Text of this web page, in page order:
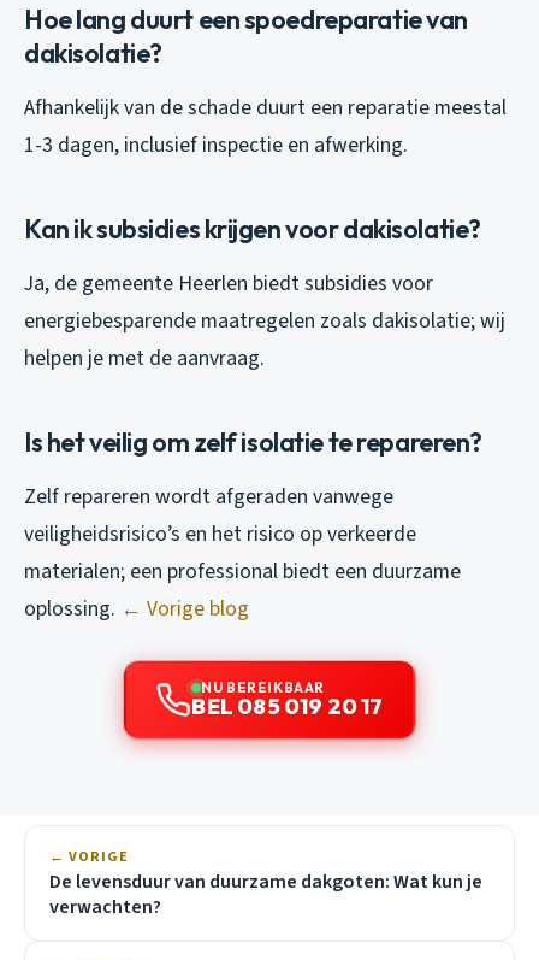
Hoe lang duurt een spoedreparatie van
dakisolatie?
Afhankelijk van de schade duurt een reparatie meestal
1-3 dagen, inclusief inspectie en afwerking.
Kan ik subsidies krijgen voor dakisolatie?
Ja, de gemeente Heerlen biedt subsidies voor
energiebesparende maatregelen zoals dakisolatie; wij
helpen je met de aanvraag.
Is het veilig om zelf isolatie te repareren?
Zelf repareren wordt afgeraden vanwege
veiligheidsrisico’s en het risico op verkeerde
materialen; een professional biedt een duurzame
oplossing. ← Vorige blog
NU BEREIKBAAR
BEL 085 019 20 17
← VORIGE
De levensduur van duurzame dakgoten: Wat kun je
verwachten?